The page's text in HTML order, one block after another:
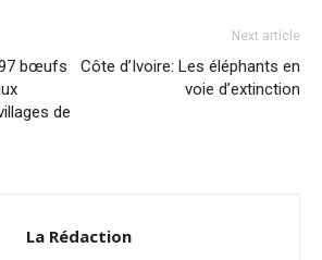
bœufs
de
Next article
Côte d’Ivoire: Les éléphants en
voie d’extinction
La Rédaction